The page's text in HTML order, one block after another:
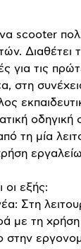
scooter
Διαθέτει
για τις
στη
τη μία
οι εξής:
Στη
με τη χρήση
στην